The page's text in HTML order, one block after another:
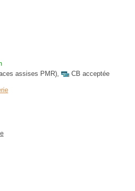
assises PMR), CB acceptée